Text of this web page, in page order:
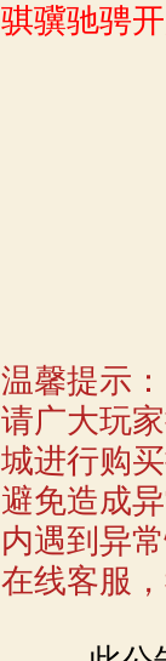
骐骥驰骋
温馨提示：
请广大玩
城进行购
避免造成
内遇到异
在线客服